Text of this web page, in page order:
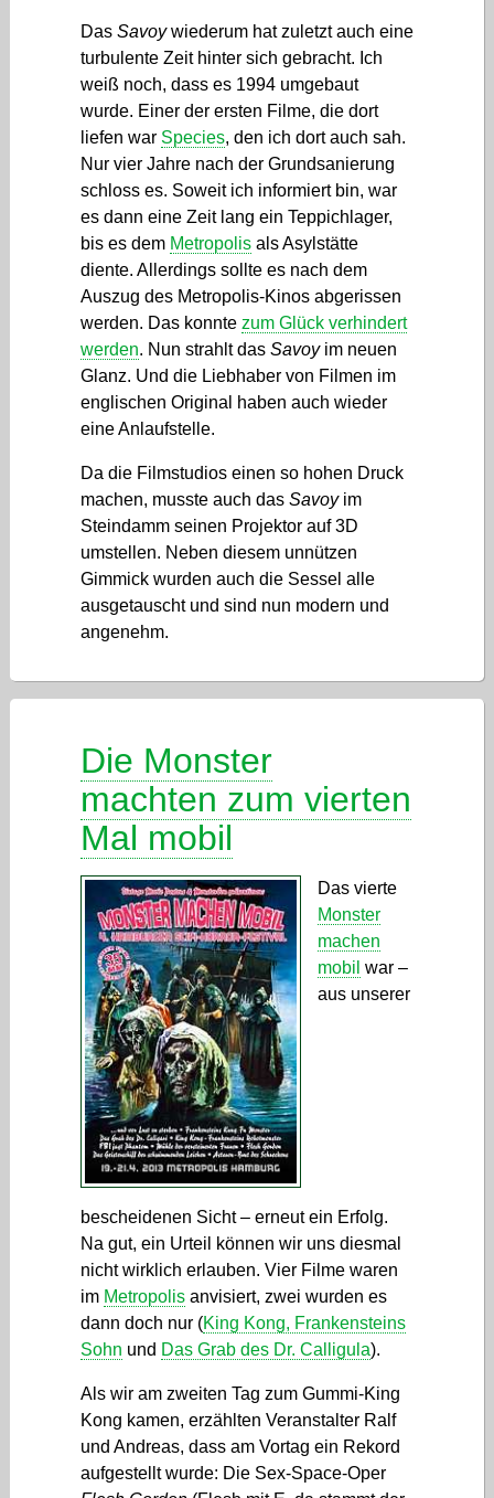
Das Savoywiederum hat zuletzt auch eine
turbulente Zeit hinter sich gebracht. Ich
weiß noch, dass es 1994 umgebaut
wurde. Einer der ersten Filme, die dort
liefen war Species, den ich dort auch sah.
Nur vier Jahre nach der Grundsanierung
schloss es. Soweit ich informiert bin, war
es dann eine Zeit lang ein Teppichlager,
bis es dem Metropolisals Asylstätte
diente. Allerdings sollte es nach dem
Auszug des Metropolis-Kinos abgerissen
werden. Das konnte zum Glück verhindert
werden. Nun strahlt das Savoyim neuen
Glanz. Und die Liebhaber von Filmen im
englischen Original haben auch wieder
eine Anlaufstelle.
Da die Filmstudios einen so hohen Druck
machen, musste auch das Savoyim
Steindamm seinen Projektor auf 3D
umstellen. Neben diesem unnützen
Gimmick wurden auch die Sessel alle
ausgetauscht und sind nun modern und
angenehm.
Die Monster
machten zum vierten
Mal mobil
Das vierte
Monster
machen
mobil war –
aus unserer
bescheidenen Sicht – erneut ein Erfolg.
Na gut, ein Urteil können wir uns diesmal
nicht wirklich erlauben. Vier Filme waren
im Metropolisanvisiert, zwei wurden es
dann doch nur (King Kong, Frankensteins
Sohn und Das Grab des Dr. Calligula).
Als wir am zweiten Tag zum Gummi-King
Kong kamen, erzählten Veranstalter Ralf
und Andreas, dass am Vortag ein Rekord
aufgestellt wurde: Die Sex-Space-Oper